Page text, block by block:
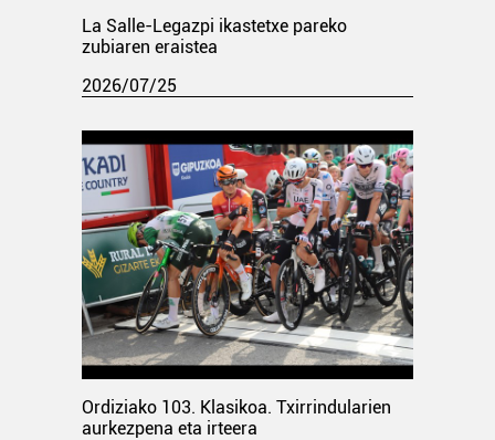
La Salle-Legazpi ikastetxe pareko
zubiaren eraistea
2026/07/25
Ordiziako 103. Klasikoa. Txirrindularien
aurkezpena eta irteera